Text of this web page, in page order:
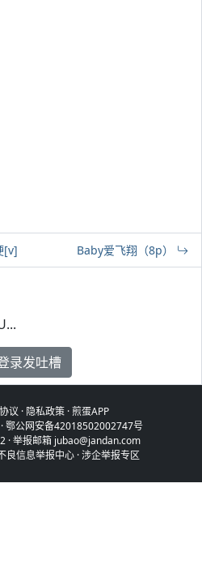
[v] Baby爱飞翔（8p）
录发吐槽
议 · 隐私政策·煎蛋APP
·鄂公网安备42018502002747号
· 举报邮箱 jubao@jandan.com
良信息举报中心 ·涉企举报专区